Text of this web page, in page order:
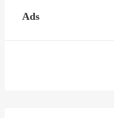
Ads